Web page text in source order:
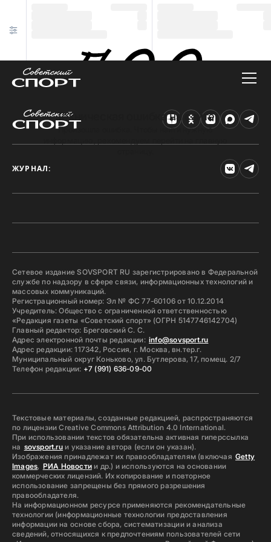
Техническая ошибка на сайте
Произошла ошибка. Чтобы найти нужную
ЖУРНАЛ:
Сетевое издание SOVSPORT RU зарегистрировано в Федеральной
службе по надзору в сфере связи, информационных технологий и
массовых коммуникаций.
Регистрационный номер: Эл № ФС 77-60106 от 10.12.2014
Учредитель: Общество с ограниченной ответственностью
«Редакция газеты «Советский спорт» (ОГРН 5147746142704)
Главный редактор: Бреговский С. С.
Адрес электронной почты редакции: info@sovsport.ru
Адрес редакции: 117342, Россия, г. Москва, вн.тер.г.
Муниципальный округ Коньково, ул. Бутлерова, 17, помещ. 2/7
Телефон редакции: +7 (991) 636-09-00
Текстовые материалы, созданные редакцией, распространяются
по лицензии Creative Commons Attribution 4.0 International.
При использовании текстов обязательна активная гиперссылка
на sovsport.ruи указание автора (если он указан).
Изображения принадлежат их правообладателям (включая Getty
Images, РИА Новостии др.) и используются на основании
коммерческих лицензий. Их копирование и повторное
использование запрещены без прямого разрешения
правообладателя.
На информационном ресурсе применяются рекомендательные
технологии (информационные технологии предоставления
информации на основе сбора, систематизации и анализа
сведений, относящихся к предпочтениям пользователей сети